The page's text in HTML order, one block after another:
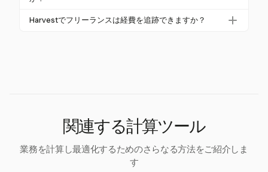
り高い収入を得ることができます。
定する方法に影響を与えます。
らの格差に影響を与えます。
銀行・金融、医療・製薬、エネルギーなどの業界
Harvestでフリーランスは経費を追跡できますか？
関連する計算ツール
業務を計算し最適化するためのさらなる方法をご紹介しま
す